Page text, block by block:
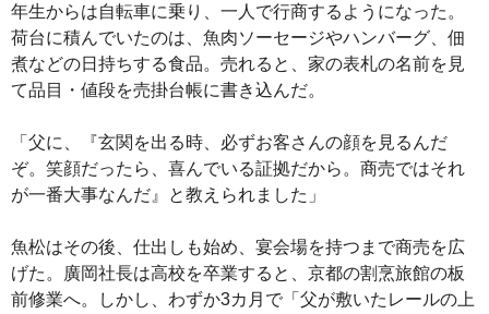
年生からは自転車に乗り、一人で行商するようになった。
荷台に積んでいたのは、魚肉ソーセージやハンバーグ、佃
煮などの日持ちする食品。売れると、家の表札の名前を見
て品目・値段を売掛台帳に書き込んだ。
「父に、『玄関を出る時、必ずお客さんの顔を見るんだ
ぞ。笑顔だったら、喜んでいる証拠だから。商売ではそれ
が一番大事なんだ』と教えられました」
魚松はその後、仕出しも始め、宴会場を持つまで商売を広
げた。廣岡社長は高校を卒業すると、京都の割烹旅館の板
前修業へ。しかし、わずか3カ月で「父が敷いたレールの上